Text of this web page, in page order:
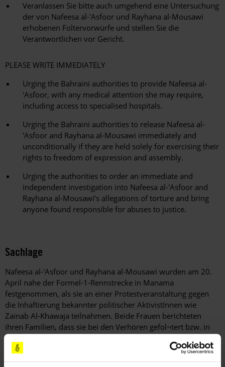
Veranlassen Sie bitte auch umgehend eine Untersuchung
der von Nafeesa al-'Asfoor und Rayhana al-Mousawi
erhobenen Foltervorwürfe und stellen Sie die
Verantwortlichen vor Gericht.
PLEASE WRITE IMMEDIATELY
Urging the Bahraini authorities to provide Nafeesa al-
'Asfoor, with any medical attention she may require,
including access to specialised hospitals.
Urging the Bahraini authorities to release Nafeesa al-
'Asfoor and Rayhana al-Mousawi immediately and
unconditionally if they are held solely for exercising their
rights to freedom of expression and assembly.
Urging the authorities to order an immediate and
independent investigation into Nafeesa al-'Asfoor and
Rayhana al-Mousawi’s allegations of torture and bring
anyone found responsible for abuses to justice.
Sachlage
Nafeesa al-'Asfoor und Rayhana al-Mousawi wurden am 20.
April nahe der Formel-1-Rennstrecke in Manama
festgenommen, als sie an einer Protestveranstaltung gegen
die Inhaftierung bekannter politischer AktivistInnen wie
Zainab Al-Khawaja teilnahmen. Beide Frauen berichteten
ihren Familien, dass sie bei den Verhören gefol¬tert bzw. in
anderer Weise misshandelt wurden. Sie mussten
"Geständnisse" zu unterschreiben, die sie später bei der
Befragung durch die Staatsanwaltschaft widerrufen haben.